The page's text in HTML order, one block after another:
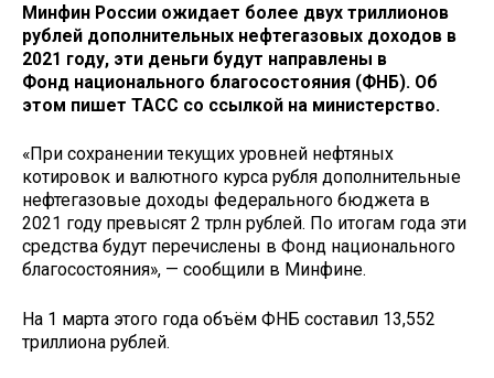
Минфин России ожидает более двух триллионов
рублей дополнительных нефтегазовых доходов в
2021 году, эти деньги будут направлены в
Фонд национального благосостояния (ФНБ). Об
этом пишет ТАСС со ссылкой на министерство.
«При сохранении текущих уровней нефтяных
котировок и валютного курса рубля дополнительные
нефтегазовые доходы федерального бюджета в
2021 году превысят 2 трлн рублей. По итогам года эти
средства будут перечислены в Фонд национального
благосостояния», — сообщили в Минфине.
На 1 марта этого года объём ФНБ составил 13,552
триллиона рублей.